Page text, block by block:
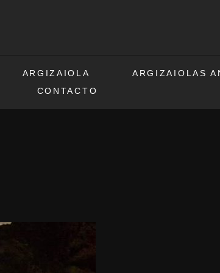
ARGIZAIOLA ARGIZAIOLAS
CONTACTO